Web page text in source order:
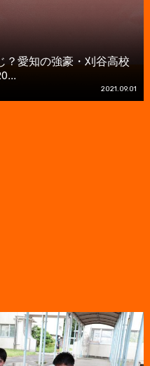
？愛知の強豪・刈谷高校
2021.09.01